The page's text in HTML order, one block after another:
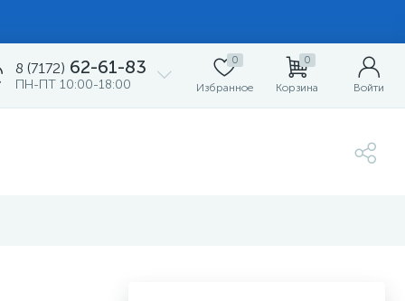
8 (7172) 62-61-83
ПН-ПТ 10:00-18:00
0
Избранное
0
Корзина Войти